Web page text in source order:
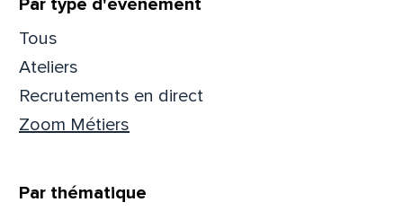
Filtrer
Tous
Ateliers
Recrutements en direct
Zoom Métiers
Par thématique